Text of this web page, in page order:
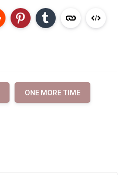
ONE MORE TIME